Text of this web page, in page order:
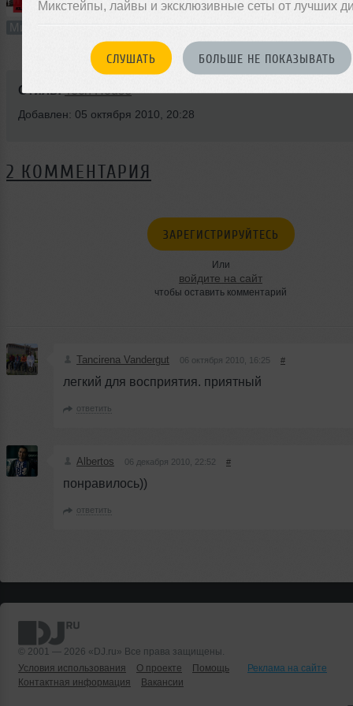
Микстейпы, лайвы и эксклюзивные сеты от лучших
СЛУШАТЬ БОЛЬШЕ НЕ ПОКАЗЫВАТЬ
59:51 835 раз 39 111 MB,
Микс
Стиль: Tech House
Добавлен: 05 октября 2010, 20:28
2 КОММЕНТАРИЯ
ЗАРЕГИСТРИРУЙТЕСЬ
Или
войдите на сайт
чтобы оставить комментарий
Tancirena Vandergut 06 октября 2010, 16:25 #
легкий для восприятия. приятный
ответить
Albertos 06 декабря 2010, 22:52 #
понравилось))
ответить
© 2001 — 2026 «DJ.ru» Все права защищены.
Условия использования
О проекте Помощь
Реклама на сайте
Контактная информация
Вакансии